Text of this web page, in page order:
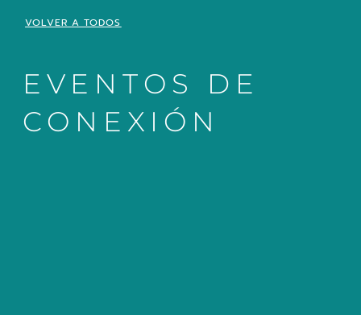
VOLVER A TODOS
EVENTOS DE
CONEXIÓN